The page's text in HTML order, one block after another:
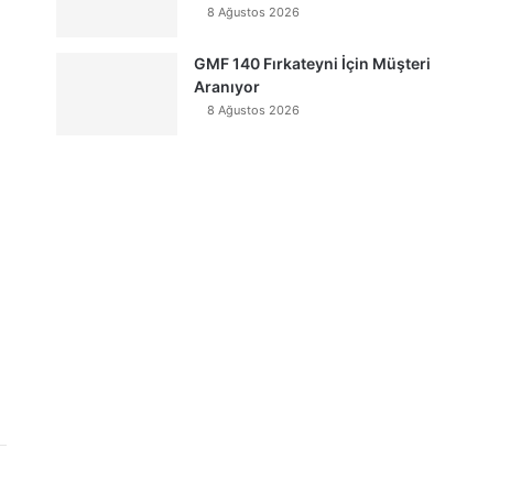
8 Ağustos 2026
GMF 140 Fırkateyni İçin Müşteri
Aranıyor
8 Ağustos 2026